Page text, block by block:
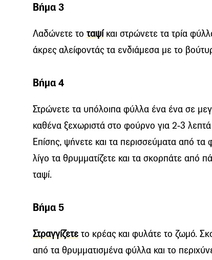
Βήμα 3
Λαδώνετε το ταψίκαι στρώνετε τα τρία
άκρες αλείφοντάς τα ενδιάμεσα με το
Βήμα 4
Στρώνετε τα υπόλοιπα φύλλα ένα ένα σε
καθένα ξεχωριστά στο φούρνο για 2-3
Επίσης, ψήνετε και τα περισσεύματα από
λίγο τα θρυμματίζετε και τα σκορπάτε
ταψί.
Βήμα 5
Στραγγίζετε το κρέας και φυλάτε το ζωμό.
από τα θρυμματισμένα φύλλα και το